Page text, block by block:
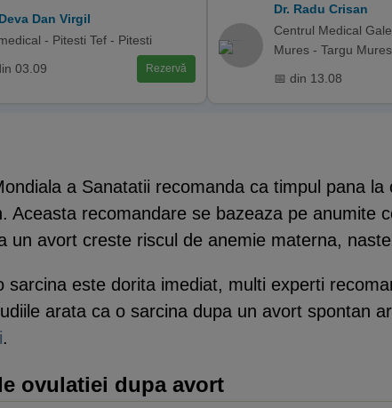
Dan Virgil
- Pitesti Tef - Pitesti
03.09 Rezervă
Dr. Radu Crisan
Centrul Medical
Mures - Targu Mures
📅 din 13.08
a Sanatatii recomanda ca timpul pana
Aceasta recomandare se bazeaza pe anumite
un avort creste riscul de anemie materna,
sarcina este dorita imediat, multi experti
arata ca o sarcina dupa un avort spontan
.
ovulatiei dupa avort